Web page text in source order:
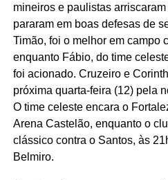
mineiros e paulistas
pararam em boas defesas de
Timão, foi o melhor em campo
enquanto Fábio, do time
foi acionado. Cruzeiro e
próxima quarta-feira (12) pela
O time celeste encara o
Arena Castelão, enquanto o
clássico contra o Santos, às
Belmiro.